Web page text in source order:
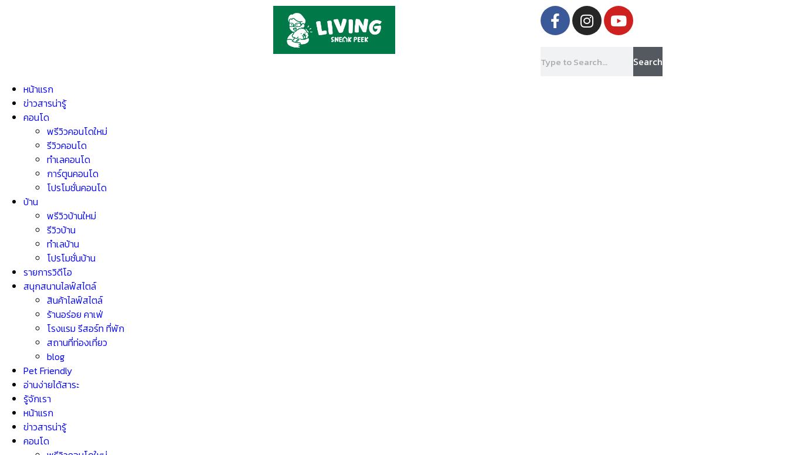
Search
หน้าแรก
ข่าวสารน่ารู้
คอนโด
พรีวิวคอนโดใหม่
รีวิวคอนโด
ทำเลคอนโด
การ์ตูนคอนโด
โปรโมชั่นคอนโด
บ้าน
พรีวิวบ้านใหม่
รีวิวบ้าน
ทำเลบ้าน
โปรโมชั่นบ้าน
รายการวิดีโอ
สนุกสนานไลฟ์สไตล์
สินค้าไลฟ์สไตล์
ร้านอร่อย คาเฟ่
โรงแรม รีสอร์ท ที่พัก
สถานที่ท่องเที่ยว
blog
Pet Friendly
อ่านง่ายได้สาระ
รู้จักเรา
หน้าแรก
ข่าวสารน่ารู้
คอนโด